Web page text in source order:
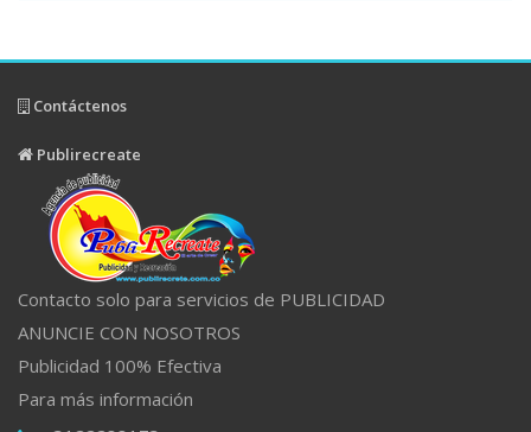
Contáctenos
Publirecreate
Contacto solo para servicios de PUBLICIDAD
ANUNCIE CON NOSOTROS
Publicidad 100% Efectiva
Para más información